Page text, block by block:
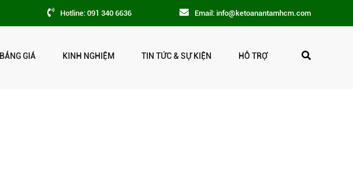
Hotline: 091 340 6636 Email: info@ketoanantamhcm.com
BẢNG GIÁ KINH NGHIỆM TIN TỨC & SỰ KIỆN HỖ TRỢ